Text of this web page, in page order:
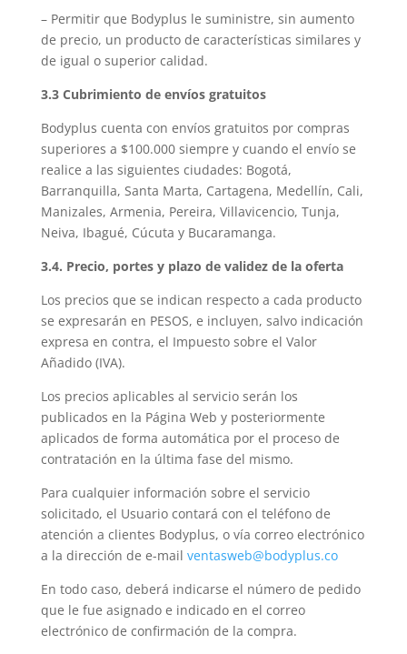
– Permitir que Bodyplus le suministre, sin aumento
de precio, un producto de características similares y
de igual o superior calidad.
3.3 Cubrimiento de envíos gratuitos
Bodyplus cuenta con envíos gratuitos por compras
superiores a $100.000 siempre y cuando el envío se
realice a las siguientes ciudades: Bogotá,
Barranquilla, Santa Marta, Cartagena, Medellín, Cali,
Manizales, Armenia, Pereira, Villavicencio, Tunja,
Neiva, Ibagué, Cúcuta y Bucaramanga.
3.4. Precio, portes y plazo de validez de la oferta
Los precios que se indican respecto a cada producto
se expresarán en PESOS, e incluyen, salvo indicación
expresa en contra, el Impuesto sobre el Valor
Añadido (IVA).
Los precios aplicables al servicio serán los
publicados en la Página Web y posteriormente
aplicados de forma automática por el proceso de
contratación en la última fase del mismo.
Para cualquier información sobre el servicio
solicitado, el Usuario contará con el teléfono de
atención a clientes Bodyplus, o vía correo electrónico
a la dirección de e-mail ventasweb@bodyplus.co
En todo caso, deberá indicarse el número de pedido
que le fue asignado e indicado en el correo
electrónico de confirmación de la compra.